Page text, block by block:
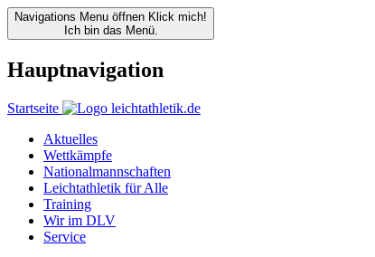
Navigations Menu öffnen Klick mich!
Ich bin das Menü.
Hauptnavigation
Startseite
Aktuelles
Wettkämpfe
Nationalmannschaften
Leichtathletik für Alle
Training
Wir im DLV
Service